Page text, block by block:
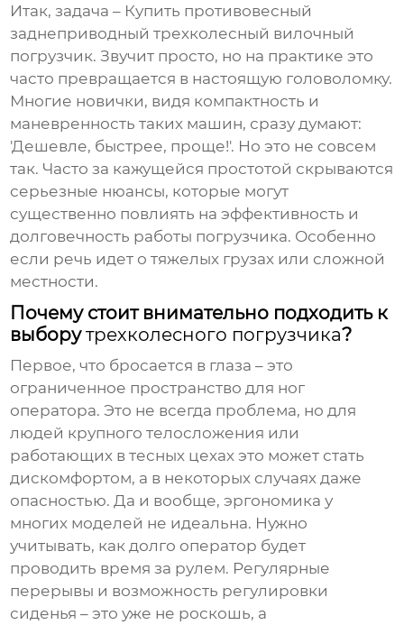
Итак, задача – Купить противовесный
заднеприводный трехколесный вилочный
погрузчик. Звучит просто, но на практике это
часто превращается в настоящую головоломку.
Многие новички, видя компактность и
маневренность таких машин, сразу думают:
'Дешевле, быстрее, проще!'. Но это не совсем
так. Часто за кажущейся простотой скрываются
серьезные нюансы, которые могут
существенно повлиять на эффективность и
долговечность работы погрузчика. Особенно
если речь идет о тяжелых грузах или сложной
местности.
Почему стоит внимательно подходить к
выборутрехколесного погрузчика?
Первое, что бросается в глаза – это
ограниченное пространство для ног
оператора. Это не всегда проблема, но для
людей крупного телосложения или
работающих в тесных цехах это может стать
дискомфортом, а в некоторых случаях даже
опасностью. Да и вообще, эргономика у
многих моделей не идеальна. Нужно
учитывать, как долго оператор будет
проводить время за рулем. Регулярные
перерывы и возможность регулировки
сиденья – это уже не роскошь, а